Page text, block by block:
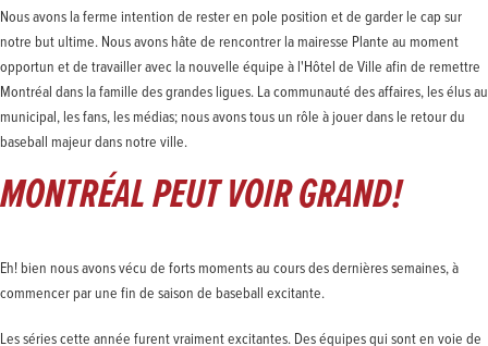
Nous avons la ferme intention de rester en pole position et de garder le cap sur
notre but ultime. Nous avons hâte de rencontrer la mairesse Plante au moment
opportun et de travailler avec la nouvelle équipe à l'Hôtel de Ville afin de remettre
Montréal dans la famille des grandes ligues. La communauté des affaires, les élus au
municipal, les fans, les médias; nous avons tous un rôle à jouer dans le retour du
baseball majeur dans notre ville.
MONTRÉAL PEUT VOIR GRAND!
Eh! bien nous avons vécu de forts moments au cours des dernières semaines, à
commencer par une fin de saison de baseball excitante.
Les séries cette année furent vraiment excitantes. Des équipes qui sont en voie de